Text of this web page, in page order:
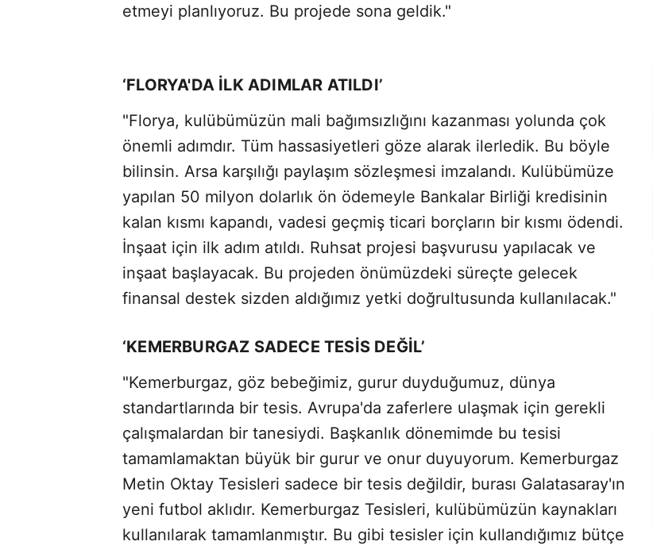
etmeyi planlıyoruz. Bu projede sona geldik."
‘FLORYA'DA İLK ADIMLAR ATILDI’
"Florya, kulübümüzün mali bağımsızlığını kazanması yolunda çok
önemli adımdır. Tüm hassasiyetleri göze alarak ilerledik. Bu böyle
bilinsin. Arsa karşılığı paylaşım sözleşmesi imzalandı. Kulübümüze
yapılan 50 milyon dolarlık ön ödemeyle Bankalar Birliği kredisinin
kalan kısmı kapandı, vadesi geçmiş ticari borçların bir kısmı ödendi.
İnşaat için ilk adım atıldı. Ruhsat projesi başvurusu yapılacak ve
inşaat başlayacak. Bu projeden önümüzdeki süreçte gelecek
finansal destek sizden aldığımız yetki doğrultusunda kullanılacak."
‘KEMERBURGAZ SADECE TESİS DEĞİL’
"Kemerburgaz, göz bebeğimiz, gurur duyduğumuz, dünya
standartlarında bir tesis. Avrupa'da zaferlere ulaşmak için gerekli
çalışmalardan bir tanesiydi. Başkanlık dönemimde bu tesisi
tamamlamaktan büyük bir gurur ve onur duyuyorum. Kemerburgaz
Metin Oktay Tesisleri sadece bir tesis değildir, burası Galatasaray'ın
yeni futbol aklıdır. Kemerburgaz Tesisleri, kulübümüzün kaynakları
kullanılarak tamamlanmıştır. Bu gibi tesisler için kullandığımız bütçe